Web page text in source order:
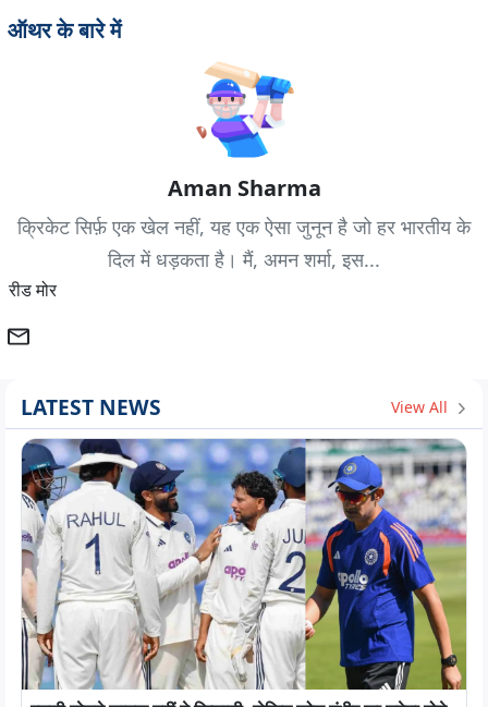
ऑथर के बारे में
Aman Sharma
क्रिकेट सिर्फ़ एक खेल नहीं, यह एक ऐसा जुनून है जो हर भारतीय के
दिल में धड़कता है। मैं, अमन शर्मा, इस...
रीड मोर
LATEST NEWS View All